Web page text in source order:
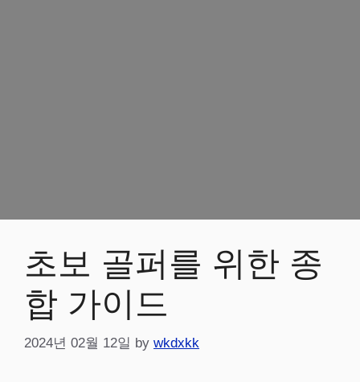
초보 골퍼를 위한 종
합 가이드
2024년 02월 12일 by wkdxkk